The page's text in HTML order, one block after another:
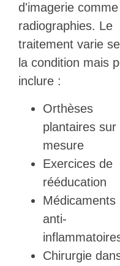
d'imagerie
radiographies. Le
traitement varie
la condition mais
inclure :
Orthèses
plantaires sur
mesure
Exercices de
rééducation
Médicaments
anti-
Chirurgie